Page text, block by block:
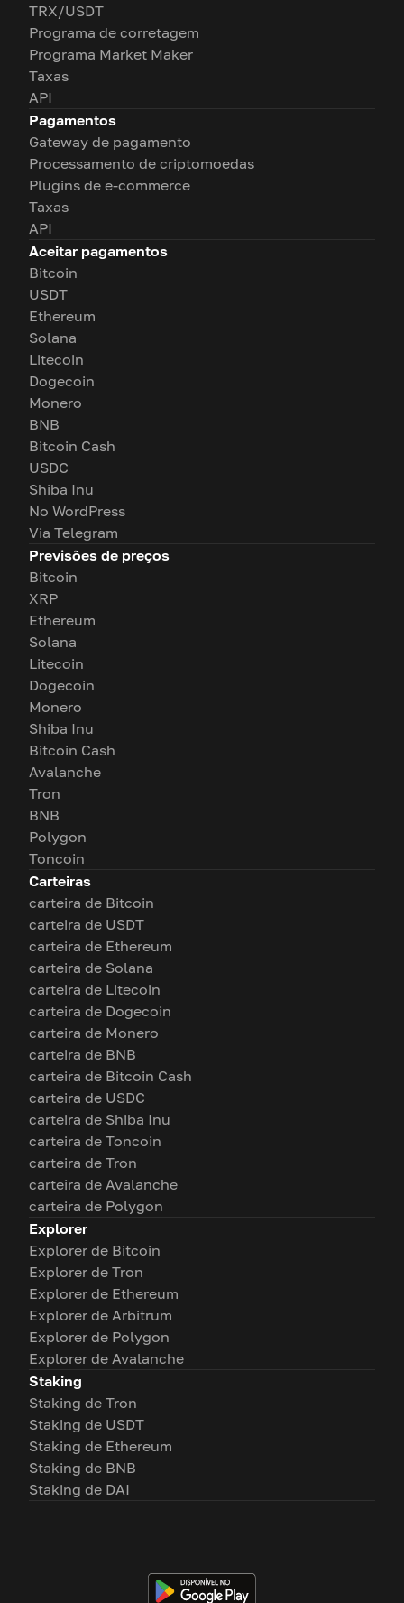
TRX/USDT
Programa de corretagem
Programa Market Maker
Taxas
API
Pagamentos
Gateway de pagamento
Processamento de criptomoedas
Plugins de e-commerce
Taxas
API
Aceitar pagamentos
Bitcoin
USDT
Ethereum
Solana
Litecoin
Dogecoin
Monero
BNB
Bitcoin Cash
USDC
Shiba Inu
No WordPress
Via Telegram
Previsões de preços
Bitcoin
XRP
Ethereum
Solana
Litecoin
Dogecoin
Monero
Shiba Inu
Bitcoin Cash
Avalanche
Tron
BNB
Polygon
Toncoin
Carteiras
carteira de Bitcoin
carteira de USDT
carteira de Ethereum
carteira de Solana
carteira de Litecoin
carteira de Dogecoin
carteira de Monero
carteira de BNB
carteira de Bitcoin Cash
carteira de USDC
carteira de Shiba Inu
carteira de Toncoin
carteira de Tron
carteira de Avalanche
carteira de Polygon
Explorer
Explorer de Bitcoin
Explorer de Tron
Explorer de Ethereum
Explorer de Arbitrum
Explorer de Polygon
Explorer de Avalanche
Staking
Staking de Tron
Staking de USDT
Staking de Ethereum
Staking de BNB
Staking de DAI